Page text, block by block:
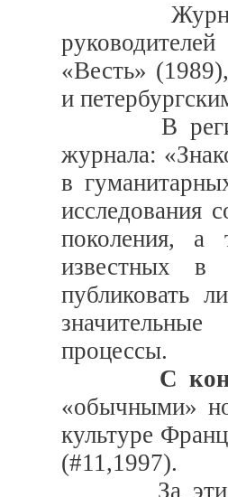
Журнал
«Весть»
и
В
журнала:
в
исследования
поколения, а
известных в
публиковать
процессы.
С
«обычными»
культуре
(#11,1997).
За эти